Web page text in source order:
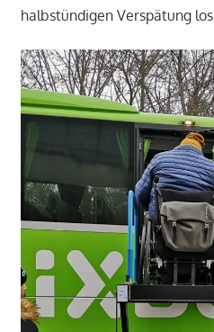
halbstündigen Verspätung los.